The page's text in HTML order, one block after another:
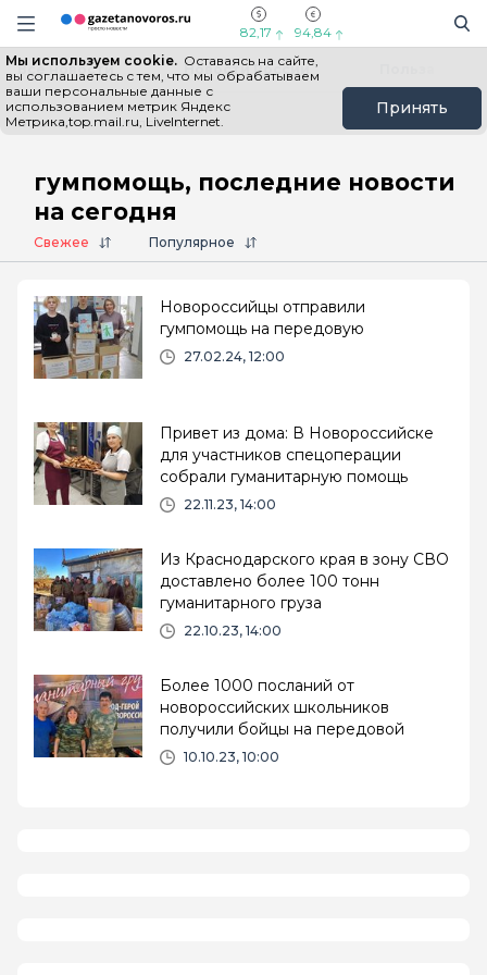
Информационный портал "ГазетаНоворос.ру"
Навигация сайта
82,17 94,84
Мы используем cookie. Оставаясь на сайте,
вы соглашаетесь с тем, что мы обрабатываем
ваши персональные данные с
использованием метрик Яндекс
Метрика,top.mail.ru, LiveInternet.
Принять
Все новости Новости России
Главная # гумпомощь
гумпомощь, последние новости
на сегодня
Свежее Популярное
Новороссийцы отправили
гумпомощь на передовую
27.02.24, 12:00
Привет из дома: В Новороссийске
для участников спецоперации
собрали гуманитарную помощь
22.11.23, 14:00
Из Краснодарского края в зону СВО
доставлено более 100 тонн
гуманитарного груза
22.10.23, 14:00
Более 1000 посланий от
новороссийских школьников
получили бойцы на передовой
10.10.23, 10:00